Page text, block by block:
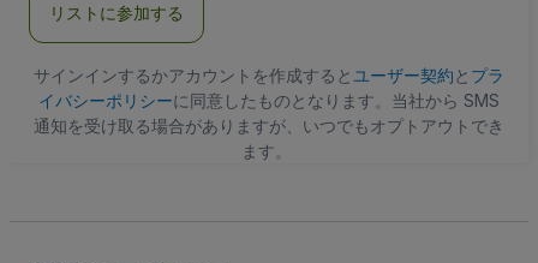
ア
ス
リストに参加する
サインインするかアカウントを作成すると ユーザー契約と プラ
イバシーポリシーに同意したものとなります。当社から SMS
通知を受け取る場合がありますが、いつでもオプトアウトでき
ます。